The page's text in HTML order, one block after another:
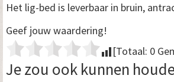
Het lig-bed is leverbaar in bruin,
Geef jouw waardering!
[Totaal: 0
Je zou ook kunnen